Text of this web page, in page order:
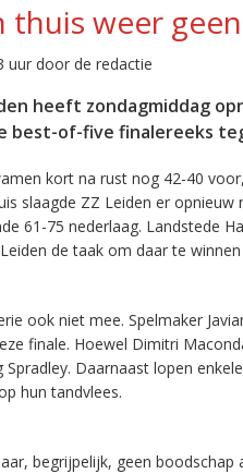
thuis weer
uur door de redactie
heeft zondagmiddag
best-of-five finalereeks
kort na rust nog 42-40
slaagde ZZ Leiden er
61-75 nederlaag. Landstede
de taak om daar te
ook niet mee. Spelmaker
finale. Hoewel Dimitri
Daarnaast lopen
hun tandvlees.
begrijpelijk, geen